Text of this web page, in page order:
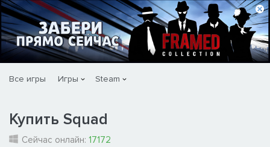
Все игры Игры Steam
Купить Squad
Сейчас онлайн: 17172